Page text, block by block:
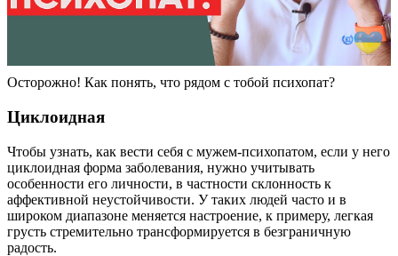
Осторожно! Как понять, что рядом с тобой психопат?
Циклоидная
Чтобы узнать, как вести себя с мужем-психопатом, если у него
циклоидная форма заболевания, нужно учитывать
особенности его личности, в частности склонность к
аффективной неустойчивости. У таких людей часто и в
широком диапазоне меняется настроение, к примеру, легкая
грусть стремительно трансформируется в безграничную
радость.